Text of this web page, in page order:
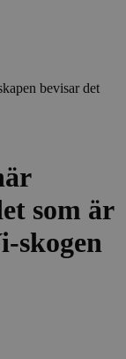
bevisar det
som är
skogen